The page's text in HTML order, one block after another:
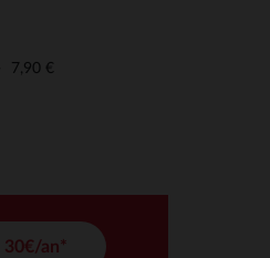
7,90 €
30€/an*